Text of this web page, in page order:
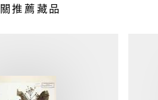
推薦藏品